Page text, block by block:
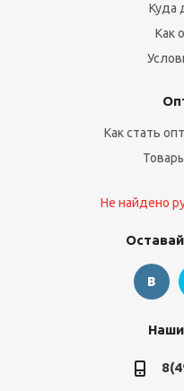
Куда
Как
Как стать
Не найдено